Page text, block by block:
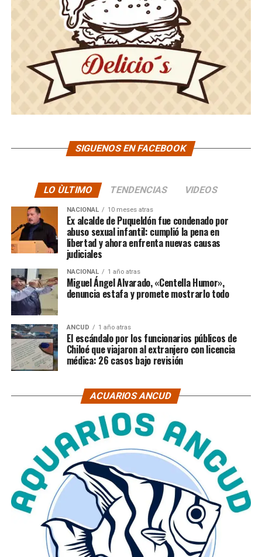
SIGUENOS EN FACEBOOK
LO ÙLTIMO TENDENCIAS VIDEOS
NACIONAL 10 meses atras
Ex alcalde de Puqueldón fue condenado por
abuso sexual infantil: cumplió la pena en
libertad y ahora enfrenta nuevas causas
judiciales
NACIONAL 1 año atras
Miguel Ángel Alvarado, «Centella Humor»,
denuncia estafa y promete mostrarlo todo
ANCUD 1 año atras
El escándalo por los funcionarios públicos de
Chiloé que viajaron al extranjero con licencia
médica: 26 casos bajo revisión
ACUARIOS ANCUD